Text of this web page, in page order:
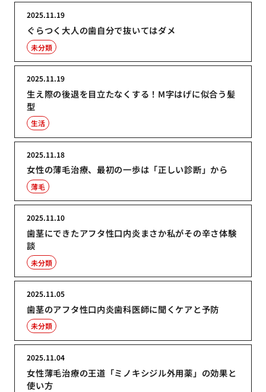
ぐらつく大人の歯自分で抜いてはダメ
2025.11.19
未分類
生え際の後退を目立たなくする！M字はげに似合う髪
型
2025.11.19
生活
女性の薄毛治療、最初の一歩は「正しい診断」から
2025.11.18
薄毛
歯茎にできたアフタ性口内炎まさか私がその辛さ体験
談
2025.11.10
未分類
歯茎のアフタ性口内炎歯科医師に聞くケアと予防
2025.11.05
未分類
女性薄毛治療の王道「ミノキシジル外用薬」の効果と
使い方
2025.11.04